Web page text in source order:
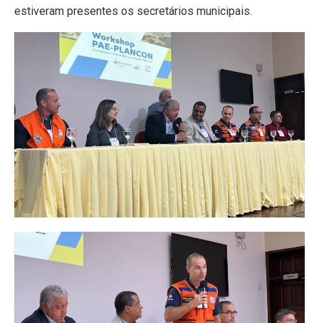
estiveram presentes os secretários municipais.